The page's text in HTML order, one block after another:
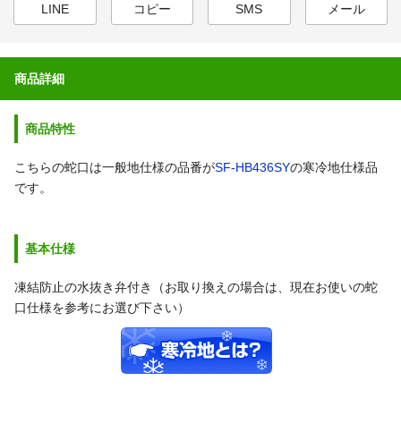
LINE コピー SMS メール
商品詳細
商品特性
こちらの蛇口は一般地仕様の品番がSF-HB436SYの寒冷地仕様品
です。
基本仕様
凍結防止の水抜き弁付き（お取り換えの場合は、現在お使いの蛇
口仕様を参考にお選び下さい）